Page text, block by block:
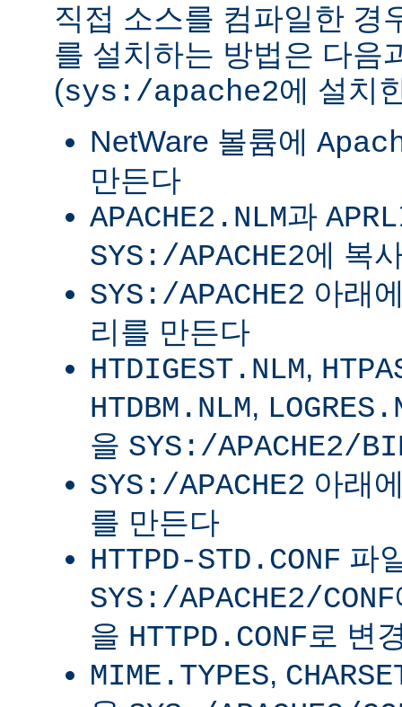
직접 소스를 컴파일한 경
를 설치하는 방법은 다음
(sys:/apache2에 설치
NetWare 볼륨에
만든다
APACHE2.NLM과
SYS:/APACHE2에 복
SYS:/APACHE2 아래
리를 만든다
HTDIGEST.NLM,
HTDBM.NLM,
을 SYS:/APACHE2/
SYS:/APACHE2 아래
를 만든다
HTTPD-STD.CONF 파
SYS:/APACHE2/CONF
을 HTTPD.CONF 로 변
MIME.TYPES,